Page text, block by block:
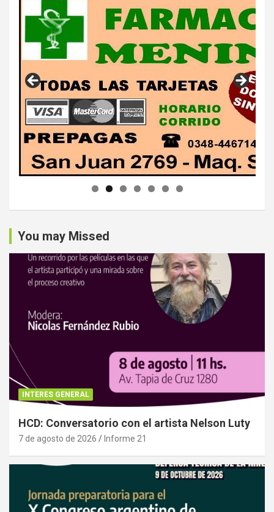
You may Missed
INTERES GENERAL
HCD: Conversatorio con el artista Nelson Luty
7 de agosto de 2026 Informe 21